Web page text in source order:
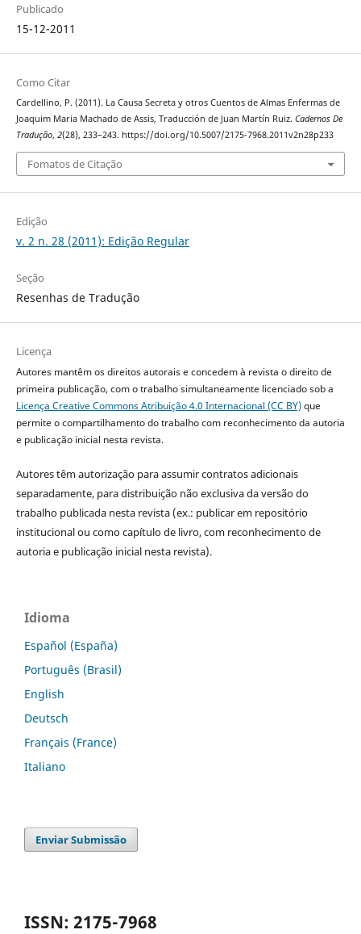
Publicado
15-12-2011
Como Citar
Cardellino, P. (2011). La Causa Secreta y otros Cuentos de Almas Enfermas de
Joaquim Maria Machado de Assis, Traducción de Juan Martín Ruiz. Cadernos De
Tradução, 2(28), 233–243. https://doi.org/10.5007/2175-7968.2011v2n28p233
Fomatos de Citação
Edição
v. 2 n. 28 (2011): Edição Regular
Seção
Resenhas de Tradução
Licença
Autores mantêm os direitos autorais e concedem à revista o direito de
primeira publicação, com o trabalho simultaneamente licenciado sob a
Licença Creative Commons Atribuição 4.0 Internacional (CC BY)que
permite o compartilhamento do trabalho com reconhecimento da autoria
e publicação inicial nesta revista.
Autores têm autorização para assumir contratos adicionais
separadamente, para distribuição não exclusiva da versão do
trabalho publicada nesta revista (ex.: publicar em repositório
institucional ou como capítulo de livro, com reconhecimento de
autoria e publicação inicial nesta revista).
Idioma
Español (España)
Português (Brasil)
English
Deutsch
Français (France)
Italiano
Enviar Submissão
ISSN: 2175-7968